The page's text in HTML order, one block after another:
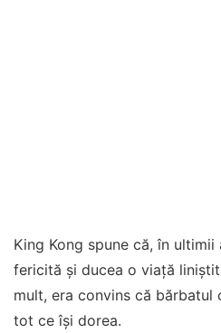
King Kong spune că, în ultimii
fericită și ducea o viață
mult, era convins că bărbatul
tot ce își dorea.